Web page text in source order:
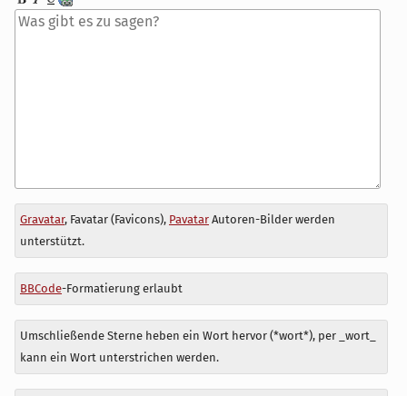
Antwort
zu
Gravatar, Favatar (Favicons), PavatarAutoren-Bilder werden
unterstützt.
BBCode-Formatierung erlaubt
Umschließende Sterne heben ein Wort hervor (*wort*), per _wort_
kann ein Wort unterstrichen werden.